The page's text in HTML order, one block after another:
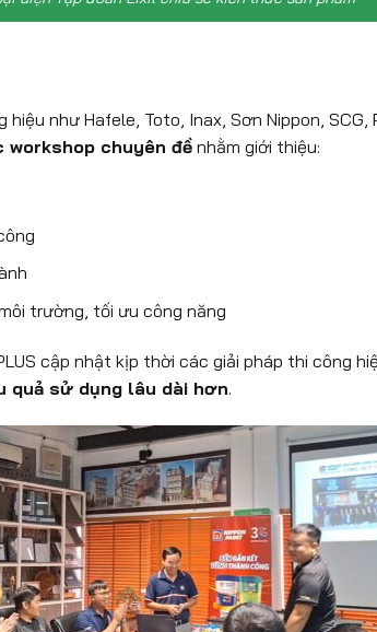
như Hafele, Toto, Inax, Sơn Nippon,
workshop chuyên đề nhằm giới thiệu:
trường, tối ưu công năng
cập nhật kịp thời các giải pháp thi công
sử dụng lâu dài hơn.